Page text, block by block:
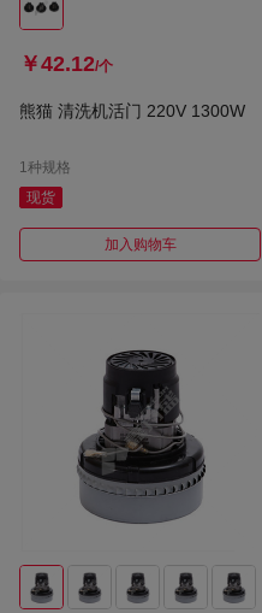
￥42.12/个
熊猫 清洗机活门 220V 1300W
1种规格
现货
加入购物车